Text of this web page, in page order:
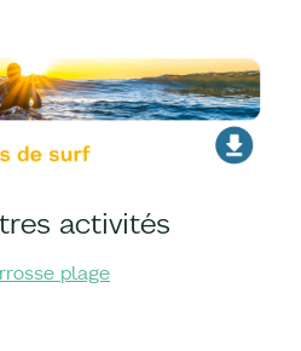
activités
plage